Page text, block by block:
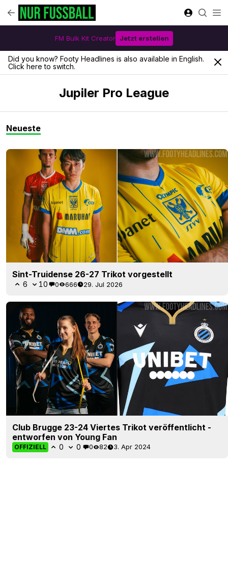
FM Bulk Kit Creator Jetzt erstellen
Did you know? Footy Headlines is also available in English.
Click here to switch.
Jupiler Pro League
Neueste
Sint-Truidense 26-27 Trikot vorgestellt
6 10 0 666 29. Jul 2026
Club Brugge 23-24 Viertes Trikot veröffentlicht -
entworfen von Young Fan
OFFIZIELL 0 0 0 82 3. Apr 2024